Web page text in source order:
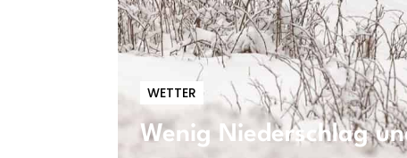
WETTER
Wenig Niederschlag